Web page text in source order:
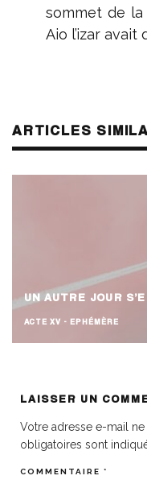
sommet de
Aio l’izar avait
ARTICLES
UN AUTRE JOUR
ACTE XV - EPHÉMÈRE
LAISSER UN
Votre adresse e-mail ne
obligatoires sont
COMMENTAIRE *